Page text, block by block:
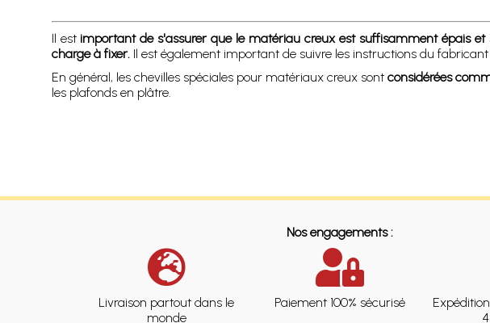
Il estimportant de s'assurer que le matériau creux est suffisamment épais
charge à fixer.Il est également important de suivre les instructions du
En général, les chevilles spéciales pour matériaux creux sontconsidérées
les plafonds en plâtre.
Nos engagements :
Livraison partout dans le
monde
Paiement 100% sécurisé